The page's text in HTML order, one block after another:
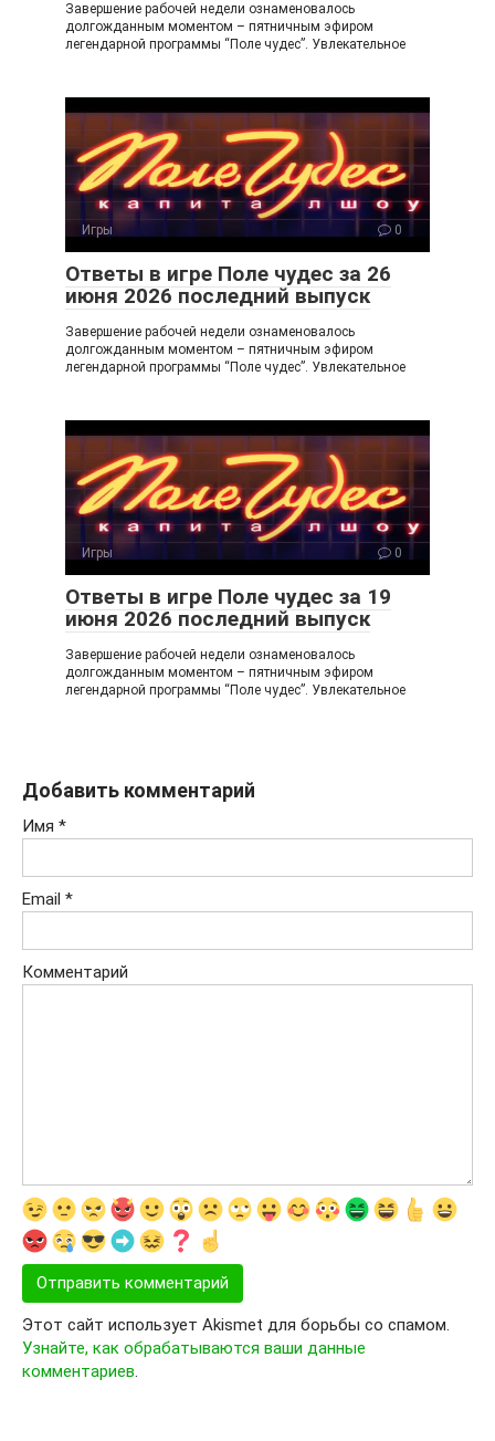
Завершение рабочей недели ознаменовалось
долгожданным моментом – пятничным эфиром
легендарной программы “Поле чудес”. Увлекательное
Игры 0
Ответы в игре Поле чудес за 26
июня 2026 последний выпуск
Завершение рабочей недели ознаменовалось
долгожданным моментом – пятничным эфиром
легендарной программы “Поле чудес”. Увлекательное
Игры 0
Ответы в игре Поле чудес за 19
июня 2026 последний выпуск
Завершение рабочей недели ознаменовалось
долгожданным моментом – пятничным эфиром
легендарной программы “Поле чудес”. Увлекательное
Добавить комментарий
Имя *
Email *
Комментарий
Этот сайт использует Akismet для борьбы со спамом.
Узнайте, как обрабатываются ваши данные
комментариев.